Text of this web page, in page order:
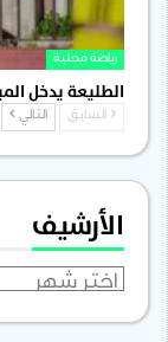
رياضة محلية
الطليعة يدخل
السابق التالي
الأرشيف
الأرشيف